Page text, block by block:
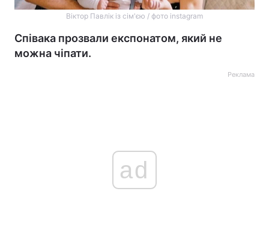
Віктор Павлік із сім'єю / фото instagram
Співака прозвали експонатом, який не
можна чіпати.
Реклама
ad